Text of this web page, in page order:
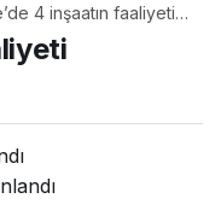
4 inşaatın faaliyeti